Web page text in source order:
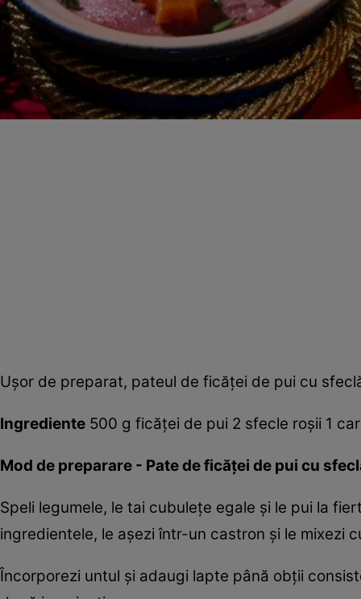
Uşor de preparat, pateul de ficăţei de pui cu
Ingrediente 500 g ficăţei de pui 2 sfecle roşii 1
Mod de preparare - Pate de ficăţei de pui cu
Speli legumele, le tai cubuleţe egale şi le pui la
ingredientele, le aşezi într-un castron şi le mixezi
Încorporezi untul şi adaugi lapte până obţii